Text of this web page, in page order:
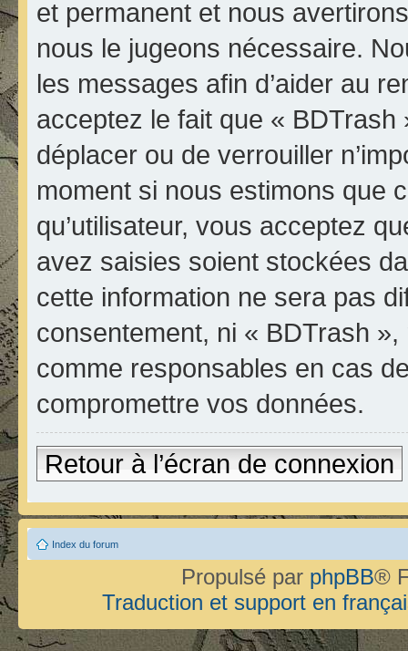
et permanent et nous
nous le jugeons nécessaire.
les messages afin d’aider au
acceptez le fait que « BDTrash
déplacer ou de verrouiller
moment si nous estimons que
qu’utilisateur, vous acceptez
avez saisies soient stockées
cette information ne sera pas
consentement, ni « BDTrash
comme responsables en cas
compromettre vos données.
Retour à l’écran de connexion
Index du forum
Propulsé par phpBB®
Traduction et support en